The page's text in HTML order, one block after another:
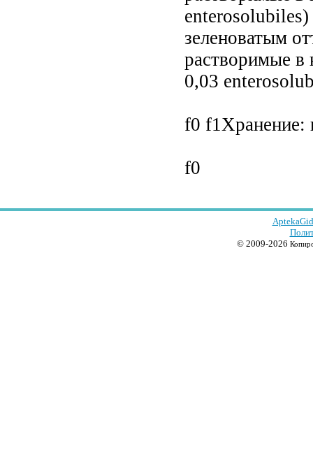
enterosolubiles)
зеленоватым
растворимые в
0,03
f0 f1Хранение:
f0
© 2009-2026